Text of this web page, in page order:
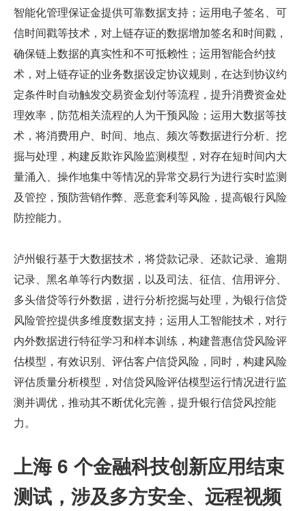
智能化管理保证金提供可靠数据支持；运用电子签名、可
信时间戳等技术，对上链存证的数据增加签名和时间戳，
确保链上数据的真实性和不可抵赖性；运用智能合约技
术，对上链存证的业务数据设定协议规则，在达到协议约
定条件时自动触发交易资金划付等流程，提升消费资金处
理效率，防范相关流程的人为干预风险；运用大数据等技
术，将消费用户、时间、地点、频次等数据进行分析、挖
掘与处理，构建反欺诈风险监测模型，对存在短时间内大
量涌入、操作地集中等情况的异常交易行为进行实时监测
及管控，预防营销作弊、恶意套利等风险，提高银行风险
防控能力。
泸州银行基于大数据技术，将贷款记录、还款记录、逾期
记录、黑名单等行内数据，以及司法、征信、信用评分、
多头借贷等行外数据，进行分析挖掘与处理，为银行信贷
风险管控提供多维度数据支持；运用人工智能技术，对行
内外数据进行特征学习和样本训练，构建普惠信贷风险评
估模型，有效识别、评估客户信贷风险，同时，构建风险
评估质量分析模型，对信贷风险评估模型运行情况进行监
测并调优，推动其不断优化完善，提升银行信贷风控能
力。
上海 6 个金融科技创新应用结束
测试，涉及多方安全、远程视频